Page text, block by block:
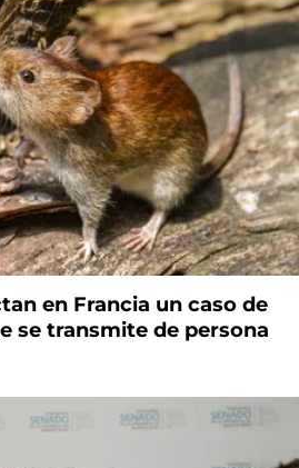
en Francia un caso de
se transmite de persona